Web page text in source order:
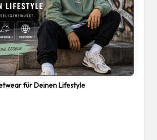
für Deinen Lifestyle